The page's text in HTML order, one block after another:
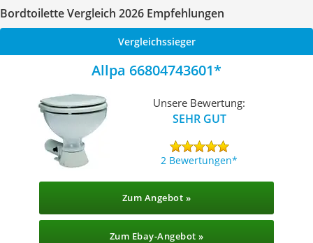
Bordtoilette Vergleich 2026 Empfehlungen
Vergleichssieger
Allpa 66804743601
Unsere Bewertung:
SEHR GUT
2 Bewertungen
Zum Angebot »
Zum Ebay-Angebot »